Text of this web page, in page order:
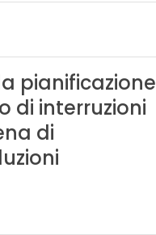
pianificazione
di interruzioni
di